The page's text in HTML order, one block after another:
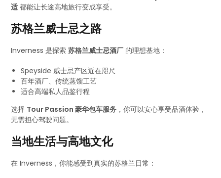
适 都能让长途高地旅行变成享受。
苏格兰威士忌之路
Inverness 是探索苏格兰威士忌酒厂 的理想基地：
Speyside 威士忌产区近在咫尺
百年酒厂、传统蒸馏工艺
适合高端私人品鉴行程
选择 Tour Passion 豪华包车服务 ，你可以安心享受品酒体验，
无需担心驾驶问题。
当地生活与高地文化
在 Inverness，你能感受到真实的苏格兰日常：